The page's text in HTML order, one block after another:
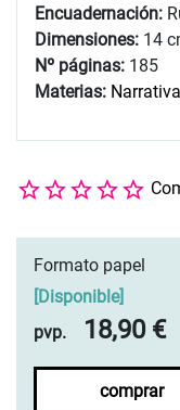
Encuadernación:
Dimensiones: 14
Nº páginas: 185
Materias:
Formato papel
[Disponible]
pvp.
18,90 €
comprar